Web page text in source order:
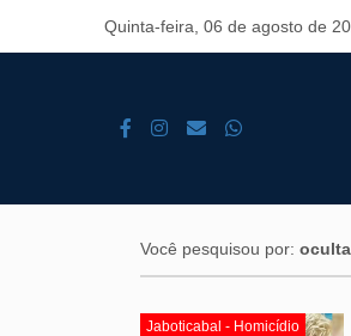
Quinta-feira, 06 de agosto de
Você pesquisou por:
Jaboticabal - Homicídio